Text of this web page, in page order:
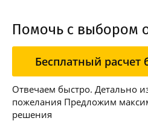
Помочь с выбором
Бесплатный расчет
Отвечаем быстро. Детально
пожелания Предложим
решения